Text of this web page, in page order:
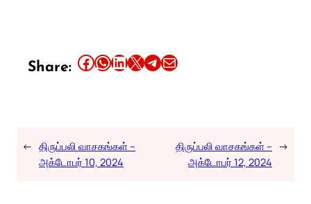
Share: Share this article on Facebook Share this article on WhatsApp Share this article on LinkedIn Share this article on X Share this article on TelegramEmail this Article
← திருப்பலி வாசகங்கள் –
அக்டோபர் 10, 2024
திருப்பலி வாசகங்கள் –
அக்டோபர் 12, 2024
→